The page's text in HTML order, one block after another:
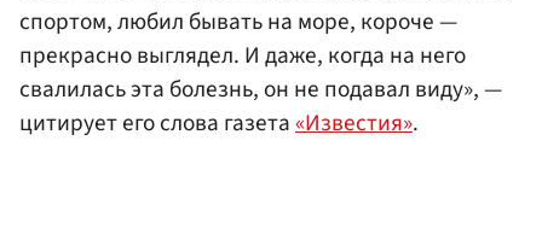
спортом, любил бывать на море, короче —
прекрасно выглядел. И даже, когда на него
свалилась эта болезнь, он не подавал виду», —
цитирует его слова газета«Известия».